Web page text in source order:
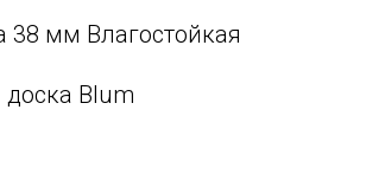
38 мм Влагостойкая
Blum